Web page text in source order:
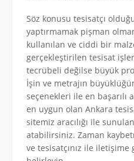
Söz konusu tesisatçı
yaptırmamak pişman
kullanılan ve ciddi bir
gerçekleştirilen tesisat
tecrübeli değilse büyük
İşin ve metrajın
seçenekleri ile en başarılı
en uygun olan Ankara
sitemiz aracılığı ile
atabilirsiniz. Zaman
ve tesisatçınız ile